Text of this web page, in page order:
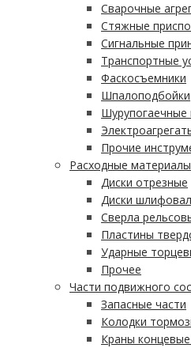
Сварочные
Стяжные
Сигнальные
Транспортные
Фаскосъемники
Шпалоподбойки
Шурупогаечные
Прочие
Расходные материалы
Диски отрезные
Диски
Сверла
Пластины
Ударные
Прочее
Части подвижного
Запасные части
Колодки
Краны